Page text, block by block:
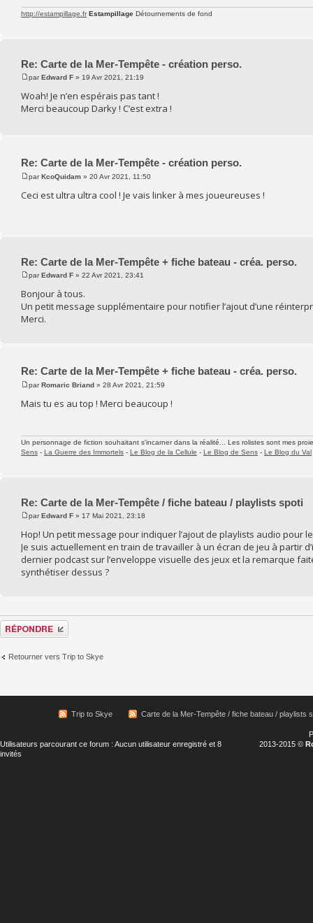
http://estampillage.fr Estampillage Détournements de fond
Re: Carte de la Mer-Tempête - création perso.
parEdward F » 19 Avr 2021, 21:19
Woah! Je n’en espérais pas tant !
Merci beaucoup Darky ! C’est extra !
Re: Carte de la Mer-Tempête - création perso.
parKcoQuidam » 20 Avr 2021, 11:50
Ceci est ultra ultra cool ! Je vais linker à mes joueureuses !
Re: Carte de la Mer-Tempête + fiche bateau - créa. perso.
parEdward F » 22 Avr 2021, 23:41
Bonjour à tous.
Un petit message supplémentaire pour notifier l’ajout d’une
Merci.
Re: Carte de la Mer-Tempête + fiche bateau - créa. perso.
parRomaric Briand » 28 Avr 2021, 21:59
Mais tu es au top ! Merci beaucoup !
Un personnage de fiction souhaitant s'incarner dans la réalité... Les rolistes sont mes
Sens - La Guerre des Immortels - Le Blog de la Cellule - Le Blog de Sens - Le Blog du Val
Re: Carte de la Mer-Tempête / fiche bateau / playlists spoti
parEdward F » 17 Mai 2021, 23:18
Hop! Un petit message pour indiquer l’ajout de playlists audio pour
Je suis actuellement en train de travailler à un écran de jeu à partir
dernier podcast sur l’enveloppe visuelle des jeux et la remarque
synthétiser dessus ?
Répondre
Retourner vers Trip to Skye
Trip to Skye Carte de la Mer-Tempête / fiche bateau / playlists
Utilisateurs parcourant ce forum : Aucun utilisateur enregistré et 8
invités
2013-2015 ©